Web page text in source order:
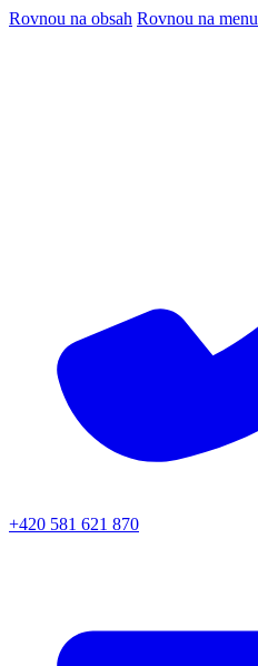
Rovnou na obsah Rovnou na menu
+420 581 621 870